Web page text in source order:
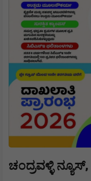
ಚಂದ್ರವಳ್ಳಿ ನ್ಯೂಸ್,